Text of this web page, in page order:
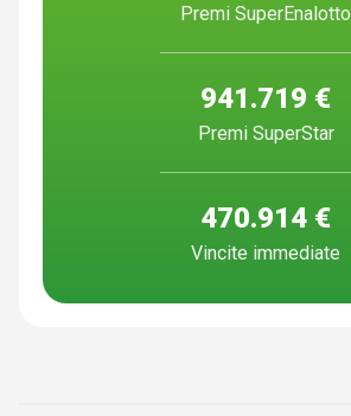
Premi SuperEnalotto
941.719 €
Premi SuperStar
470.914 €
Vincite immediate